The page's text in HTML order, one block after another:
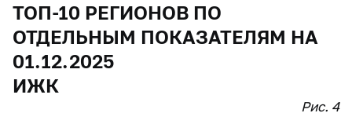
ТОП-10 РЕГИОНОВ ПО
ОТДЕЛЬНЫМ ПОКАЗАТЕЛЯМ НА
01.12.2025
ИЖК
Рис. 4